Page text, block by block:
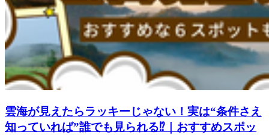
雲海が見えたらラッキーじゃない！実は“条件さえ
知っていれば”誰でも見られる⁉｜おすすめスポッ